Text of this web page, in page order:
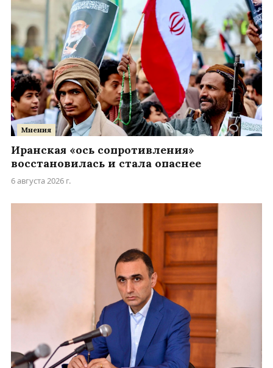
Мнения
Иранская «ось сопротивления»
восстановилась и стала опаснее
6 августа 2026 г.